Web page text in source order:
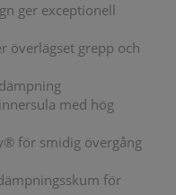
ger exceptionell
överlägset grepp och
med hög
för smidig övergång
för